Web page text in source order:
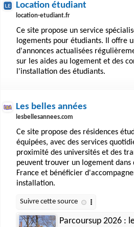
Location étudiant
location-etudiant.fr
Ce site propose un service
logements pour étudiants. Il offre
d'annonces actualisées
sur les aides au logement et des
l'installation des étudiants.
Les belles années
lesbellesannees.com
Ce site propose des résidences
équipées, avec des services
proximité des universités et des
peuvent trouver un logement
France et bénéficier
installation.
Parcoursup 2026 :